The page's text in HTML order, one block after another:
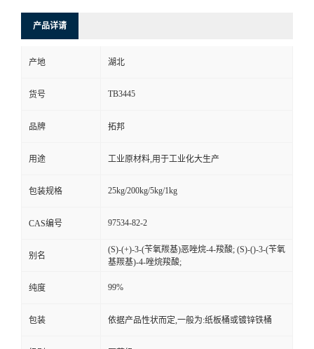
产品详请
产地 湖北
货号 TB3445
品牌 拓邦
用途 工业原材料,用于工业化大生产
包装规格 25kg/200kg/5kg/1kg
CAS编号 97534-82-2
别名
(S)-(+)-3-(苄氧羰基)恶唑烷-4-羧酸; (S)-()-3-(苄氧
基羰基)-4-唑烷羧酸;
纯度 99%
包装 依据产品性状而定,一般为:纸板桶或镀锌铁桶